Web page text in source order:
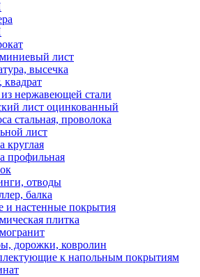
лист
высечка
квадрат
из нержавеющей стали
лист оцинкованный
стальная, проволока
лист
круглая
профильная
отводы
балка
и настенные покрытия
плитка
дорожки, ковролин
к напольным покрытиям